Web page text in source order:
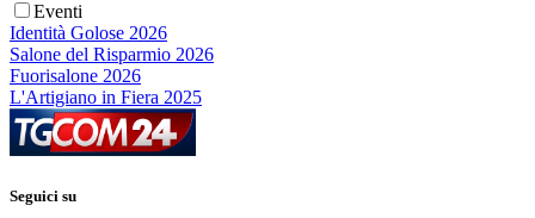
Eventi
Identità Golose 2026
Salone del Risparmio 2026
Fuorisalone 2026
L'Artigiano in Fiera 2025
Seguici su